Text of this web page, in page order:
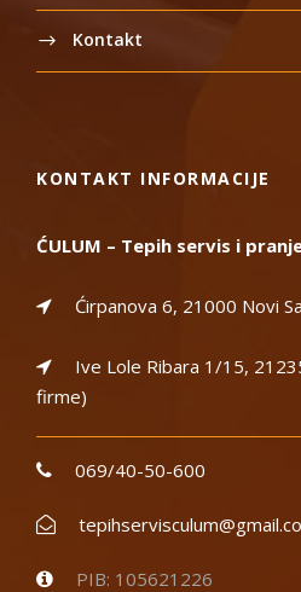
Kontakt
KONTAKT INFORMACIJE
ĆULUM – Tepih servis i
Ćirpanova 6, 21000 Novi
Ive Lole Ribara 1/15,
firme)
069/40-50-600
PIB: 105621226